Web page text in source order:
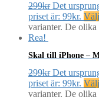
299kr Det
priset är: 99kr.
varianter. De olika
Rea!
Skal till iPhone –
299kr Det
priset är: 99kr.
varianter. De olika